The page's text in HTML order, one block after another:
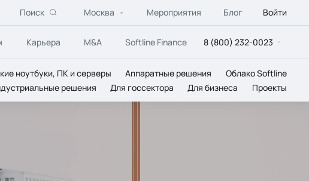
Поиск Москва Мероприятия Блог Войти
Карьера M&A Softline Finance 8 (800) 232-0023
ноутбуки, ПК и серверы Аппаратные решения
Облако Softline
решения Для госсектора Для бизнеса Проекты